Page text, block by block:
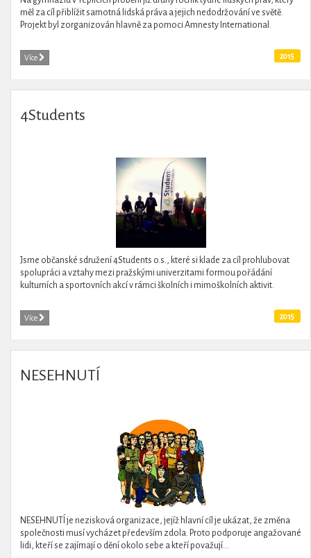
měl za cíl přiblížit samotná lidská práva a jejich nedodržování ve světě.
Projekt byl zorganizován hlavně za pomoci Amnesty International.
Více 2015
4Students
Jsme občanské sdružení 4Students o.s., které si klade za cíl prohlubovat
spolupráci a vztahy mezi pražskými univerzitami formou pořádání
kulturních a sportovních akcí v rámci školních i mimoškolních aktivit.
Více 2015
NESEHNUTÍ
NESEHNUTÍ je nezisková organizace, jejíž hlavní cíl je ukázat, že změna
společnosti musí vycházet především zdola. Proto podporuje angažované
lidi, kteří se zajímají o dění okolo sebe a kteří považují...